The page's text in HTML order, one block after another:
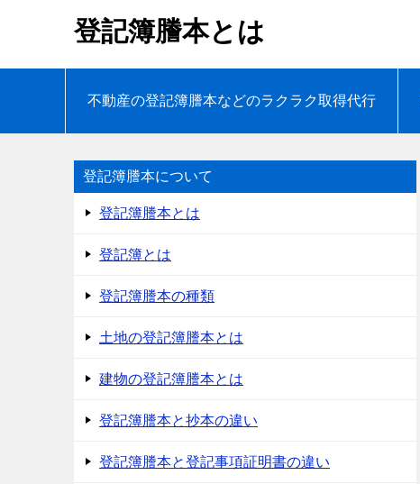
登記簿謄本とは
不動産の登記簿謄本などのラクラク取得代行
登記簿謄本について
登記簿謄本とは
登記簿とは
登記簿謄本の種類
土地の登記簿謄本とは
建物の登記簿謄本とは
登記簿謄本と抄本の違い
登記簿謄本と登記事項証明書の違い